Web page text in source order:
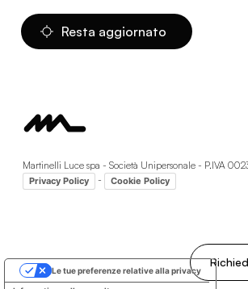
Resta aggiornato
Martinelli Luce spa - Società Unipersonale - P.IVA
Privacy Policy - Cookie Policy
Le tue preferenze relative alla privacy